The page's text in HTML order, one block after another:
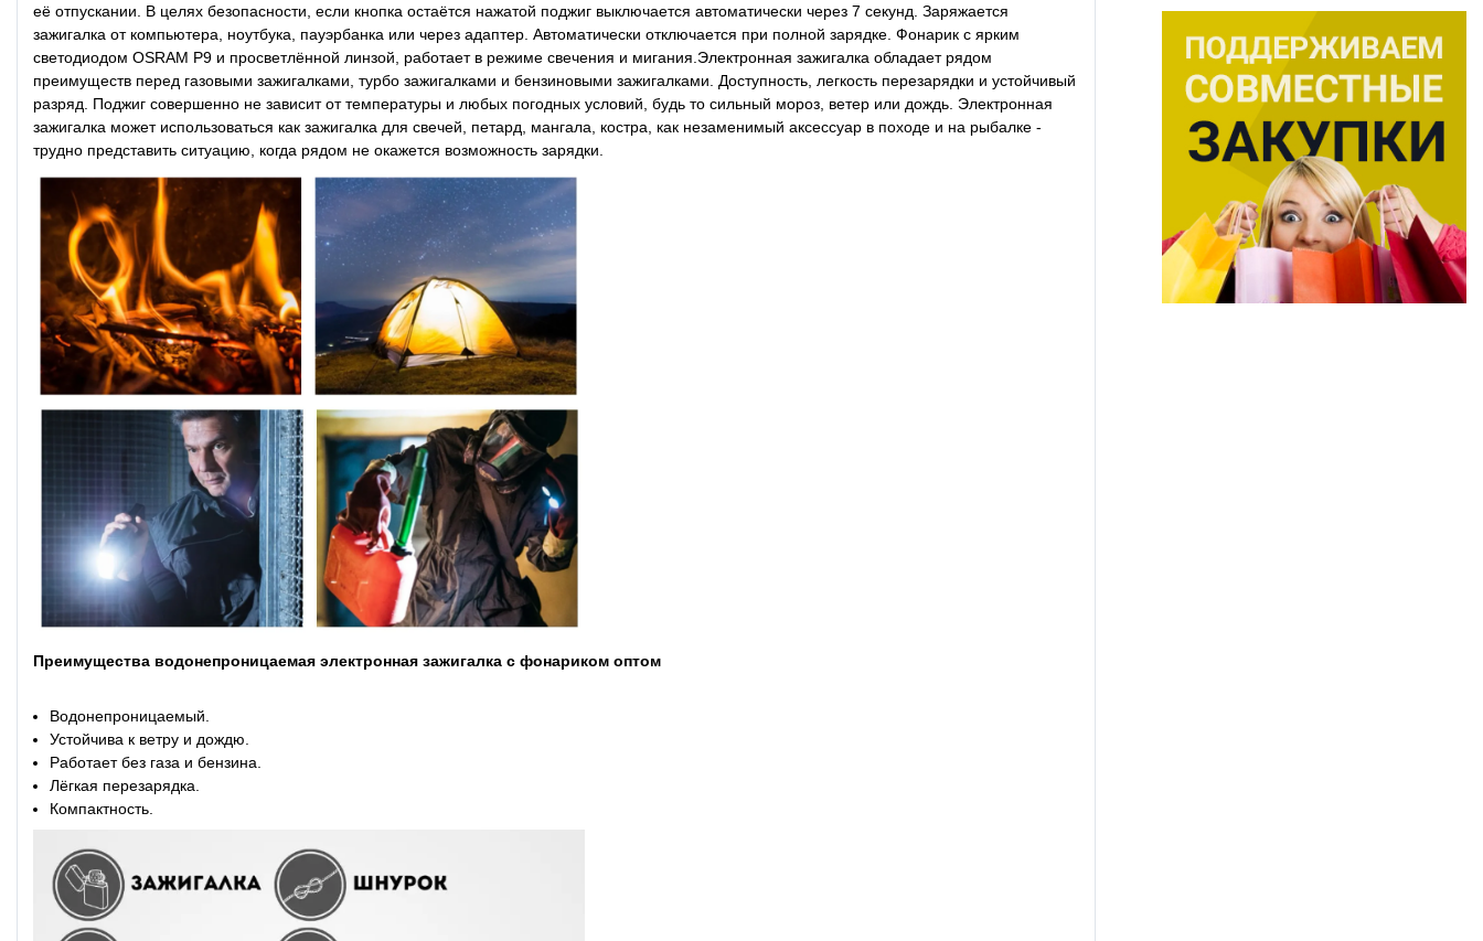
её отпускании. В целях безопасности, если кнопка остаётся нажатой поджиг выключается автоматически через 7 секунд. Заряжается
зажигалка от компьютера, ноутбука, пауэрбанка или через адаптер. Автоматически отключается при полной зарядке. Фонарик с ярким
светодиодом OSRAM P9 и просветлённой линзой, работает в режиме свечения и мигания.Электронная зажигалка обладает рядом
преимуществ перед газовыми зажигалками, турбо зажигалками и бензиновыми зажигалками. Доступность, легкость перезарядки и устойчивый
разряд. Поджиг совершенно не зависит от температуры и любых погодных условий, будь то сильный мороз, ветер или дождь. Электронная
зажигалка может использоваться как зажигалка для свечей, петард, мангала, костра, как незаменимый аксессуар в походе и на рыбалке -
трудно представить ситуацию, когда рядом не окажется возможность зарядки.
Преимущества водонепроницаемая электронная зажигалка с фонариком оптом
Водонепроницаемый.
Устойчива к ветру и дождю.
Работает без газа и бензина.
Лёгкая перезарядка.
Компактность.